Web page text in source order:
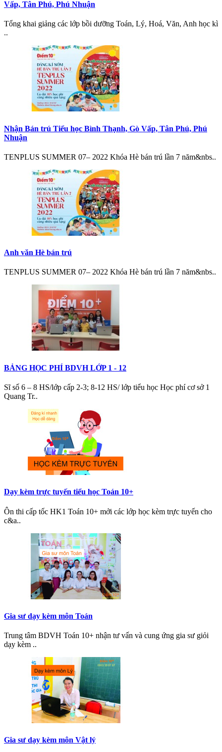
Vấp, Tân Phú, Phú Nhuận
Tổng khai giảng các lớp bồi dưỡng Toán, Lý, Hoá, Văn, Anh học kì
..
Nhận Bán trú Tiểu học Bình Thạnh, Gò Vấp, Tân Phú, Phú
Nhuận
TENPLUS SUMMER 07– 2022 Khóa Hè bán trú lần 7 năm&nbs..
Anh văn Hè bán trú
TENPLUS SUMMER 07– 2022 Khóa Hè bán trú lần 7 năm&nbs..
BẢNG HỌC PHÍ BDVH LỚP 1 - 12
Sĩ số 6 – 8 HS/lớp cấp 2-3; 8-12 HS/ lớp tiểu học Học phí cơ sở 1
Quang Tr..
Dạy kèm trực tuyến tiểu học Toán 10+
Ôn thi cấp tốc HK1 Toán 10+ mởi các lớp học kèm trực tuyến cho
c&a..
Gia sư dạy kèm môn Toán
Trung tâm BDVH Toán 10+ nhận tư vấn và cung ứng gia sư giỏi
dạy kèm ..
Gia sư dạy kèm môn Vật lý